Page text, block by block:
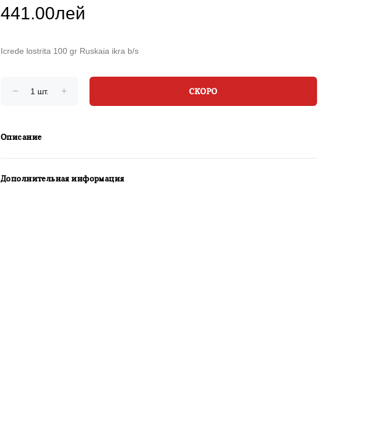
441.00лей
Icrede lostrita 100 gr Ruskaia ikra b/s
СКОРО
Описание
Дополнительная информация